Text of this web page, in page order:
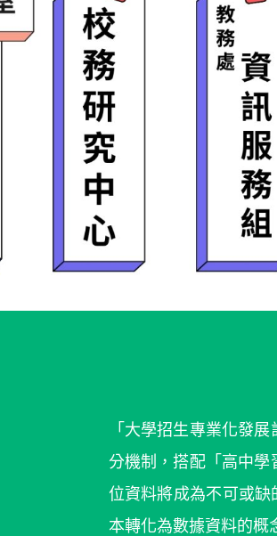
「大學招生專業化發
分機制，搭配「高中
位資料將成為不可或
本轉化為數據資料的概